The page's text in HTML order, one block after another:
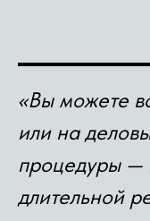
«Вы можете
или на
процедуры —
длительной
Григорьевна
врач
О